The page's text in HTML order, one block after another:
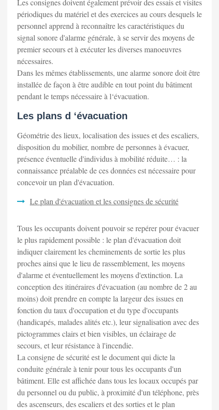
Les consignes doivent également prévoir des essais et visites
périodiques du matériel et des exercices au cours desquels le
personnel apprend à reconnaître les caractéristiques du
signal sonore d'alarme générale, à se servir des moyens de
premier secours et à exécuter les diverses manoeuvres
nécessaires.
Dans les mêmes établissements, une alarme sonore doit être
installée de façon à être audible en tout point du bâtiment
pendant le temps nécessaire à l‘évacuation.
Les plans d ‘évacuation
Géométrie des lieux, localisation des issues et des escaliers,
disposition du mobilier, nombre de personnes à évacuer,
présence éventuelle d'individus à mobilité réduite… : la
connaissance préalable de ces données est nécessaire pour
concevoir un plan d'évacuation.
Le plan d'évacuation et les consignes de sécurité
Tous les occupants doivent pouvoir se repérer pour évacuer
le plus rapidement possible : le plan d'évacuation doit
indiquer clairement les cheminements de sortie les plus
proches ainsi que le lieu de rassemblement, les moyens
d'alarme et éventuellement les moyens d'extinction. La
conception des itinéraires d'évacuation (au nombre de 2 au
moins) doit prendre en compte la largeur des issues en
fonction du taux d'occupation et du type d'occupants
(handicapés, malades alités etc.), leur signalisation avec des
pictogrammes clairs et bien visibles, un éclairage de
secours, et leur résistance à l'incendie.
La consigne de sécurité est le document qui dicte la
conduite générale à tenir pour tous les occupants d'un
bâtiment. Elle est affichée dans tous les locaux occupés par
du personnel ou du public, à proximité d'un téléphone, près
des ascenseurs, des escaliers et des sorties et le plan